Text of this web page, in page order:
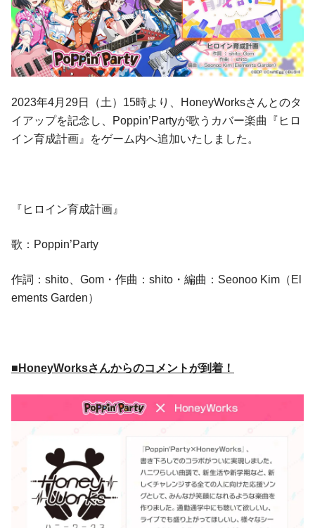
2023年4月29日（土）15時より、HoneyWorksさんとのタ
イアップを記念し、Poppin’Partyが歌うカバー楽曲『ヒロ
イン育成計画』をゲーム内へ追加いたしました。
『ヒロイン育成計画』
歌：Poppin’Party
作詞：shito、Gom・作曲：shito・編曲：Seonoo Kim（El
ements Garden）
■HoneyWorksさんからのコメントが到着！